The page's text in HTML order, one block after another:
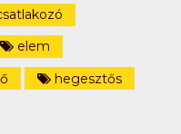
elem
hegesztős